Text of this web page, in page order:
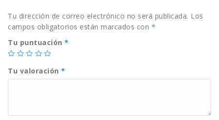
Tu dirección de correo electrónico no será publicada. Los
campos obligatorios están marcados con *
Tu puntuación *
Tu valoración *